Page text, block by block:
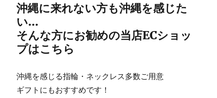
さらに読み込む
沖縄に来れない方も沖縄を感じた
い…
そんな方にお勧めの当店ECショッ
プはこちら
沖縄を感じる指輪・ネックレス多数ご用意
ギフトにもおすすめです！